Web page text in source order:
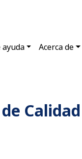
ayuda Acerca de